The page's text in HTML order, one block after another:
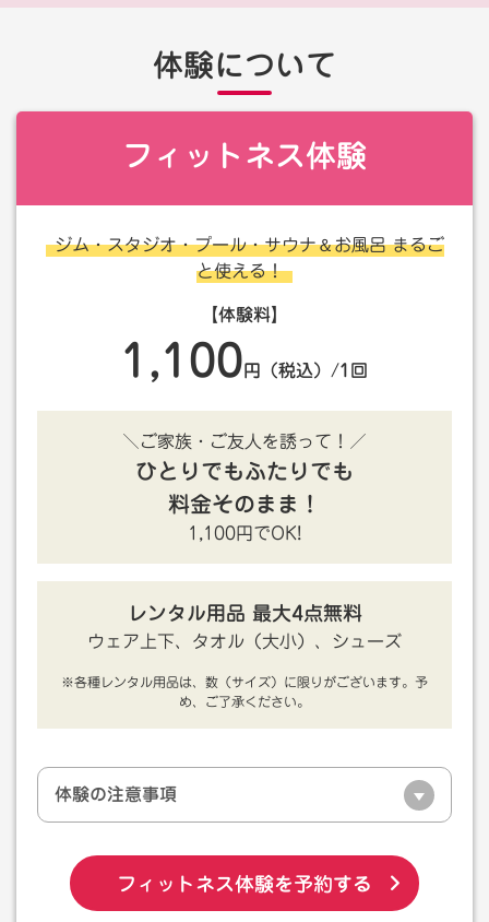
体験について
フィットネス体験
ジム・スタジオ・プール・サウナ＆お風呂 まるご
と使える！
【体験料】
1,100 円（税込）/1回
＼ご家族・ご友人を誘って！／
ひとりでもふたりでも
料金そのまま！
1,100円でOK!
レンタル用品 最大4点無料
ウェア上下、タオル（大小）、シューズ
※各種レンタル用品は、数（サイズ）に限りがございます。予
め、ご了承ください。
体験の注意事項
フィットネス体験を予約する